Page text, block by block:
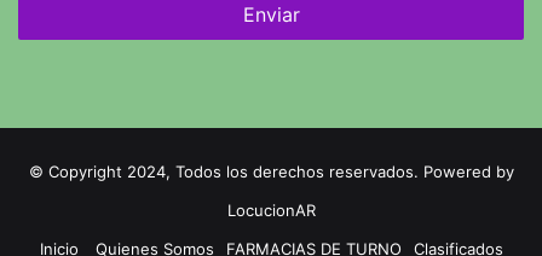
© Copyright 2024, Todos los derechos reservados. Powered by
LocucionAR
Inicio
Quienes Somos FARMACIAS DE TURNO Clasificados